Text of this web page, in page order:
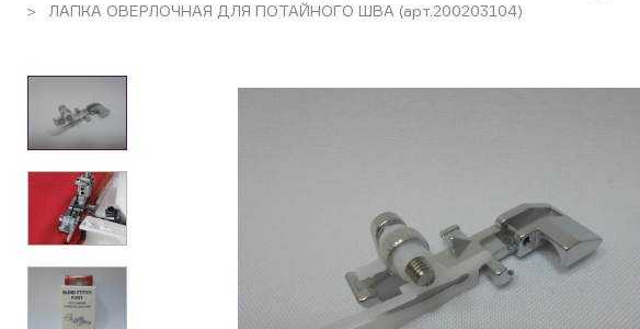
ВЫШИВАЛЬНЫЕ
ШВЕЙНЫЕ МАШИНЫ РУЧНОГО
СТЕЖКА
ВЯЗАЛЬНЫЕ МАШИНЫ
ЛАПКА ОВЕРЛОЧНАЯ ДЛЯ ПОТАЙНОГО ШВА (арт.200203104)